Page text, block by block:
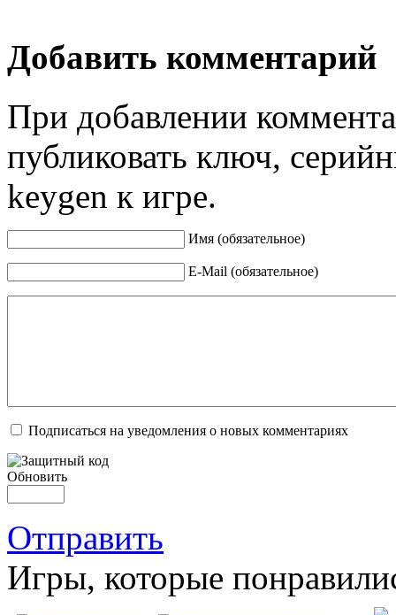
Добавить комментарий
При добавлении
публиковать ключ,
keygen к игре.
Имя (обязательное)
E-Mail (обязательное)
Подписаться на уведомления о новых комментариях
Обновить
Отправить
Игры, которые